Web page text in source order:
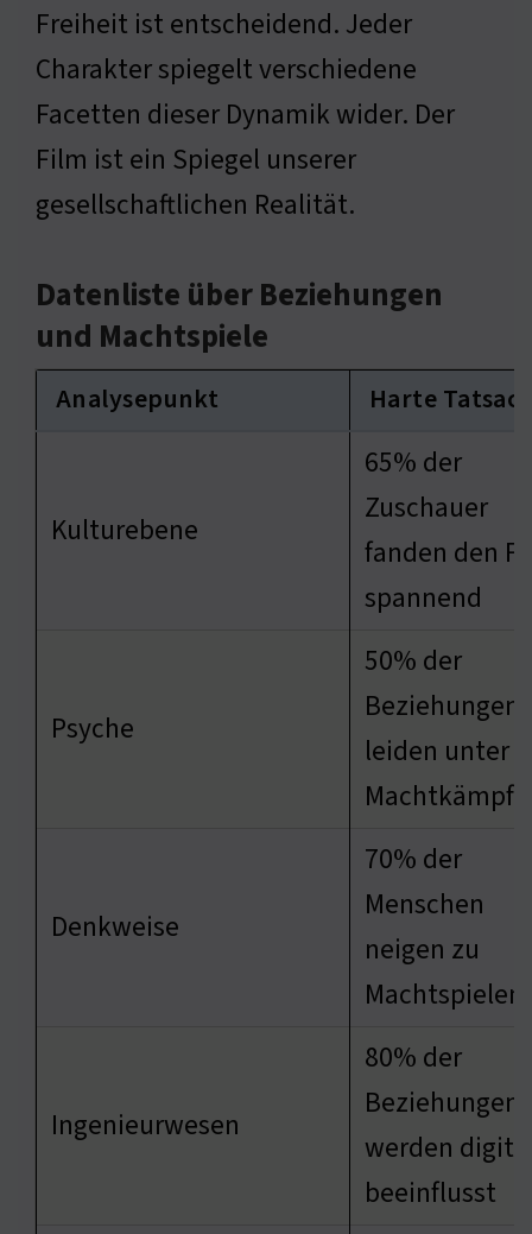
Freiheit ist entscheidend. Jeder
Charakter spiegelt verschiedene
Facetten dieser Dynamik wider. Der
Film ist ein Spiegel unserer
gesellschaftlichen Realität.
Datenliste über Beziehungen
und Machtspiele
Analysepunkt Harte
Kulturebene
65% der
Zuschauer
fanden den
spannend
Psyche
50% der
Beziehungen
leiden unter
Denkweise
70% der
Menschen
neigen zu
Machtspielen
Ingenieurwesen
80% der
Beziehungen
werden
beeinflusst